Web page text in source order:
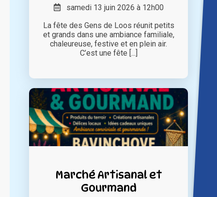
samedi 13 juin 2026 à 12h00
La fête des Gens de Loos réunit petits
et grands dans une ambiance familiale,
chaleureuse, festive et en plein air.
C’est une fête [...]
Marché Artisanal et
Gourmand